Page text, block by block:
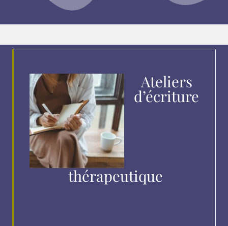
Ateliers
d’écriture
thérapeutique